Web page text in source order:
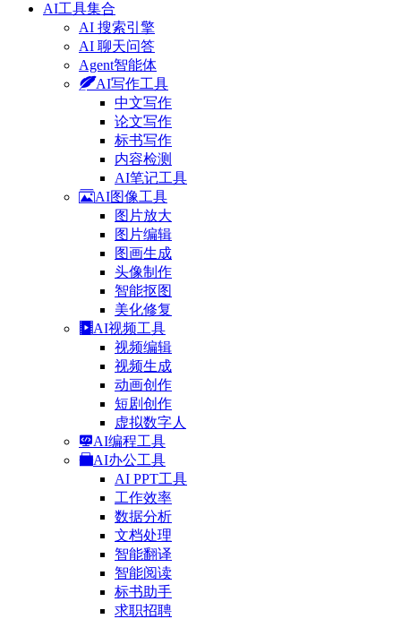
AI工具集合
AI 搜索引擎
AI 聊天问答
Agent智能体
AI写作工具
中文写作
论文写作
标书写作
内容检测
AI笔记工具
AI图像工具
图片放大
图片编辑
图画生成
头像制作
智能抠图
美化修复
AI视频工具
视频编辑
视频生成
动画创作
短剧创作
虚拟数字人
AI编程工具
AI办公工具
AI PPT工具
工作效率
数据分析
文档处理
智能翻译
智能阅读
标书助手
求职招聘